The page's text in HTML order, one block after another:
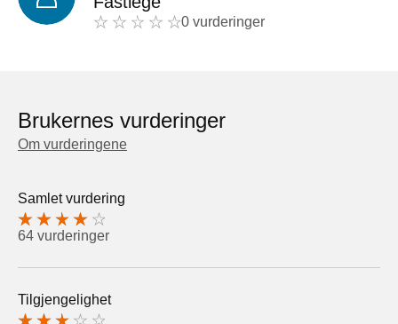
0 vurderinger
Brukernes vurderinger
Om vurderingene
Samlet vurdering
64 vurderinger
Tilgjengelighet